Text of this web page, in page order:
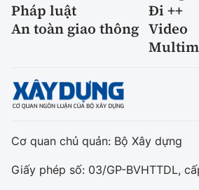
Pháp luật
Đi ++
An toàn giao thông Video
Cơ quan chủ quản: Bộ Xây dựng
Giấy phép số: 03/GP-BVHTTDL,